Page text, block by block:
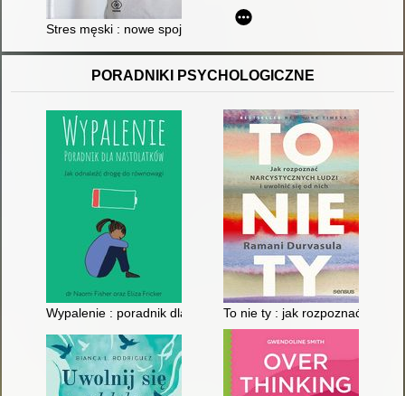
Stres męski : nowe spojrzenie
PORADNIKI PSYCHOLOGICZNE
Wypalenie : poradnik dla nastolatków : jak odnaleźć drogę do
To nie ty : jak rozpoznać